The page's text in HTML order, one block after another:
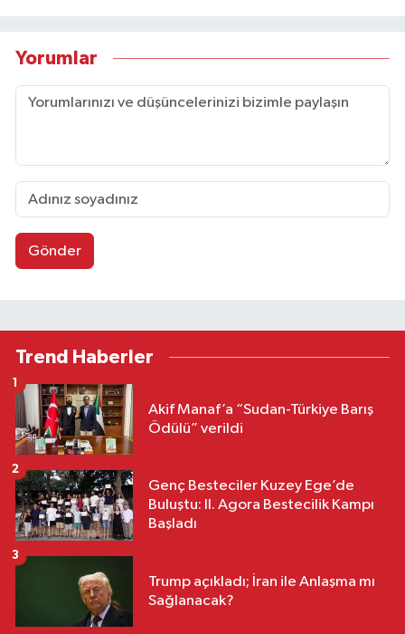
Yorumlar
Gönder
Trend Haberler
Akif Manaf’a “Sudan-Türkiye Barış
Ödülü” verildi
1
Genç Besteciler Kuzey Ege’de
Buluştu: II. Agora Bestecilik Kampı
Başladı
2
Trump açıkladı; İran ile Anlaşma mı
Sağlanacak?
3